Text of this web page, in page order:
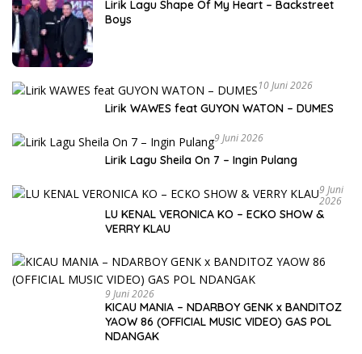
Lirik Lagu Shape Of My Heart – Backstreet
Boys
10 Juni 2026
Lirik WAWES feat GUYON WATON – DUMES
9 Juni 2026
Lirik Lagu Sheila On 7 – Ingin Pulang
9 Juni
2026
LU KENAL VERONICA KO – ECKO SHOW &
VERRY KLAU
9 Juni 2026
KICAU MANIA – NDARBOY GENK x BANDITOZ
YAOW 86 (OFFICIAL MUSIC VIDEO) GAS POL
NDANGAK